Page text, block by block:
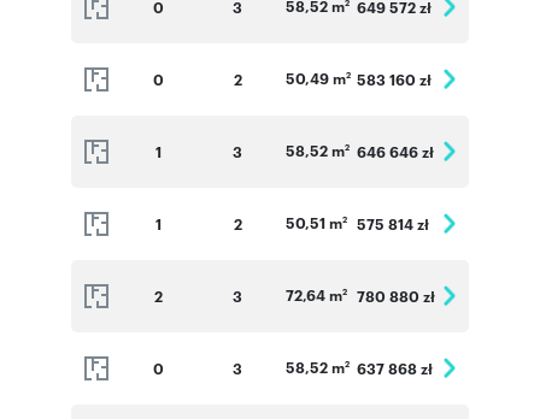
0 3 58,52 m2 649 572 zł
0 2 50,49 m2 583 160 zł
1 3 58,52 m2 646 646 zł
1 2 50,51 m2 575 814 zł
2 3 72,64 m2 780 880 zł
0 3 58,52 m2 637 868 zł